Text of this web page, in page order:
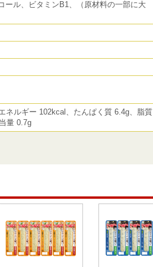
ール、ビタミンB1、（原材料の一部に大
ネルギー 102kcal、たんぱく質 6.4g、脂質
量 0.7g